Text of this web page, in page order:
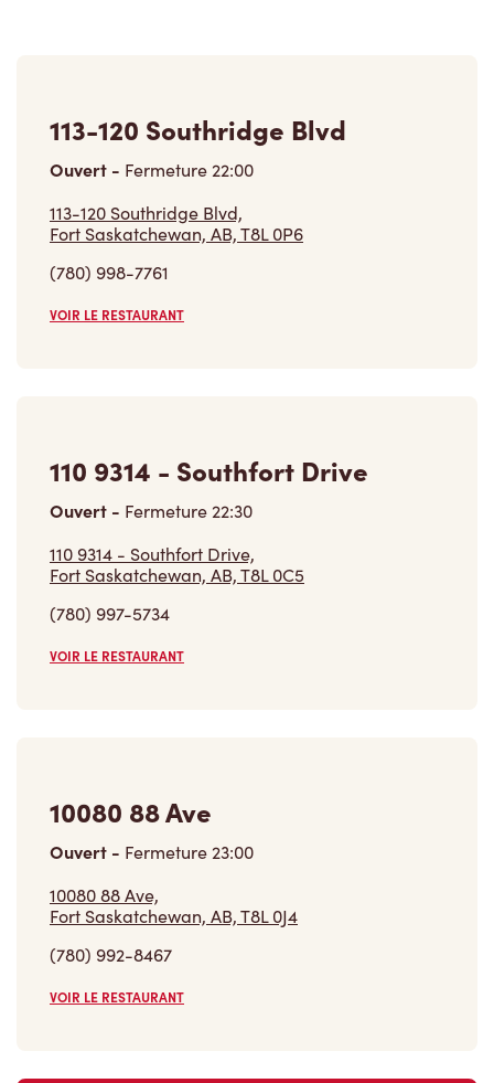
113-120 Southridge Blvd
Ouvert - Fermeture22:00
113-120 Southridge Blvd,
Fort Saskatchewan, AB, T8L 0P6
(780) 998-7761
VOIR LE RESTAURANT
110 9314 - Southfort Drive
Ouvert - Fermeture22:30
110 9314 - Southfort Drive,
Fort Saskatchewan, AB, T8L 0C5
(780) 997-5734
VOIR LE RESTAURANT
10080 88 Ave
Ouvert - Fermeture23:00
10080 88 Ave,
Fort Saskatchewan, AB, T8L 0J4
(780) 992-8467
VOIR LE RESTAURANT